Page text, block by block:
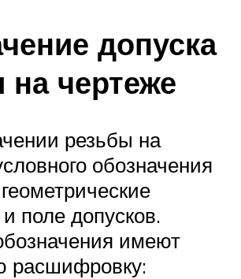
допуска
чертеже
резьбы на
обозначения
поле допусков.
имеют
расшифровку: